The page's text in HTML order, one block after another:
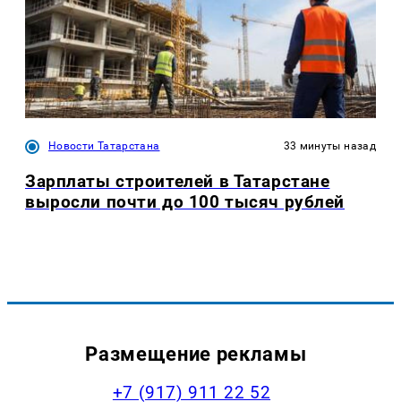
Новости Татарстана 33 минуты назад
Зарплаты строителей в Татарстане
выросли почти до 100 тысяч рублей
Размещение рекламы
+7 (917) 911 22 52